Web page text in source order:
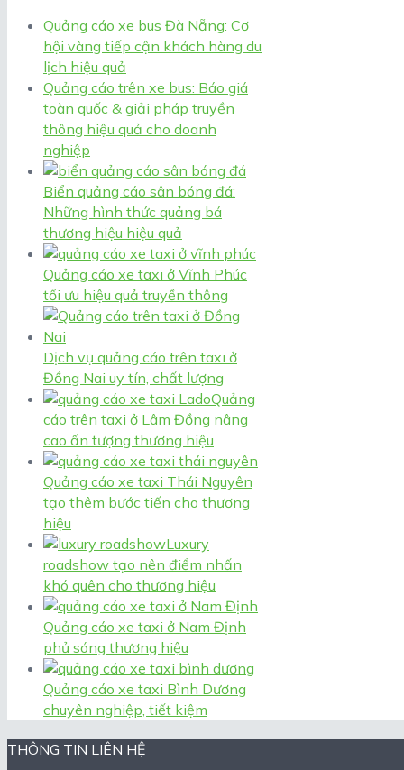
Quảng cáo xe bus Đà Nẵng: Cơ
hội vàng tiếp cận khách hàng du
lịch hiệu quả
Quảng cáo trên xe bus: Báo giá
toàn quốc & giải pháp truyền
thông hiệu quả cho doanh
nghiệp
Biển quảng cáo sân bóng đá:
Những hình thức quảng bá
thương hiệu hiệu quả
Quảng cáo xe taxi ở Vĩnh Phúc
tối ưu hiệu quả truyền thông
Dịch vụ quảng cáo trên taxi ở
Đồng Nai uy tín, chất lượng
Quảng
cáo trên taxi ở Lâm Đồng nâng
cao ấn tượng thương hiệu
Quảng cáo xe taxi Thái Nguyên
tạo thêm bước tiến cho thương
hiệu
Luxury
roadshow tạo nên điểm nhấn
khó quên cho thương hiệu
Quảng cáo xe taxi ở Nam Định
phủ sóng thương hiệu
Quảng cáo xe taxi Bình Dương
chuyên nghiệp, tiết kiệm
THÔNG TIN LIÊN HỆ